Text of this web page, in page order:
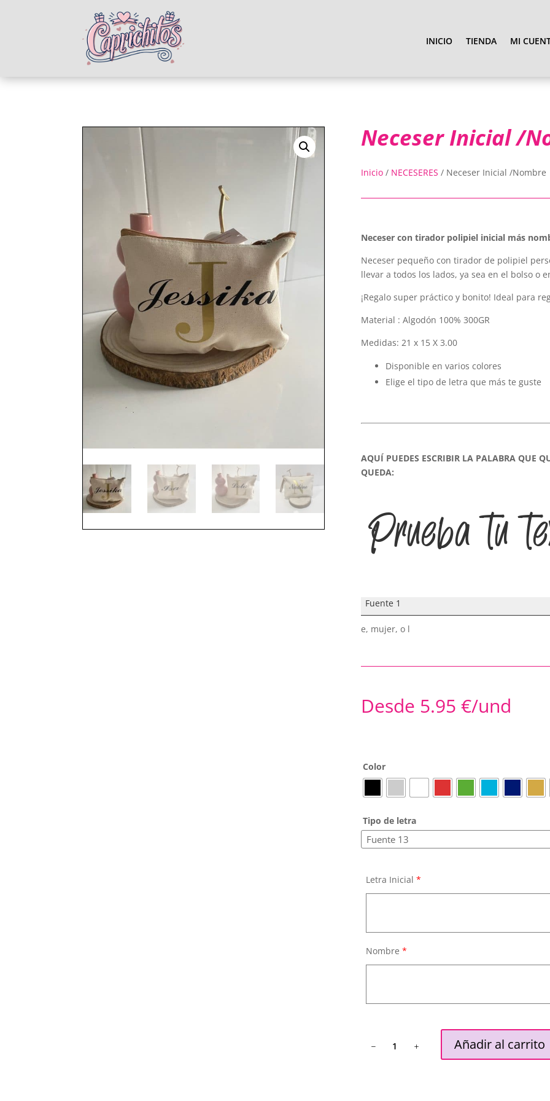
INICIO TIENDA MI
Neceser Inicial /
Inicio / NECESERES / Neceser Inicial /Nombre
Neceser con tirador polipiel inicial más
Neceser pequeño con tirador de polipiel
llevar a todos los lados, ya sea en el bolso o
¡Regalo super práctico y bonito! Ideal para
Material : Algodón 100% 300GR
Medidas: 21 x 15 X 3.00
Disponible en varios colores
Elige el tipo de letra que más te guste
AQUÍ PUEDES ESCRIBIR LA PALABRA QUE
QUEDA:
Prueba tu
Fuente 1
e, mujer, o l
Desde 5.95€/und
Color
Tipo de letra
Letra Inicial *
Nombre *
Inicial
Añadir al carrito